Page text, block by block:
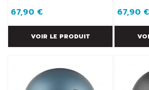
67,90 €
VOIR LE PRODUIT
67,90 €